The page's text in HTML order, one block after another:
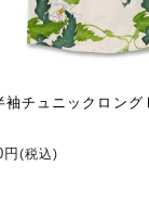
袖チュニックロン
円(税込)